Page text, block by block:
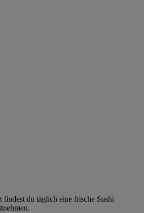
findest du täglich eine frische Sushi